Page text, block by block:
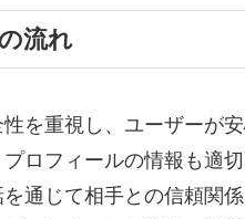
流れ
を重視し、ユーザーが
ロフィールの情報も適
通じて相手との信頼関